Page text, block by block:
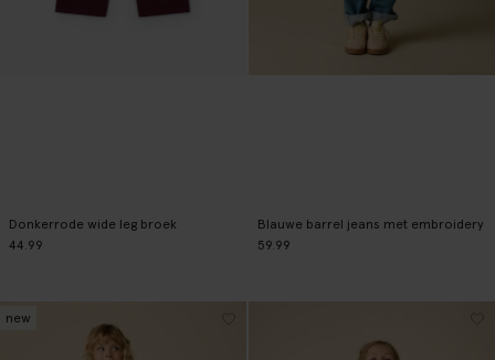
Donkerrode wide leg broek
44.99
Blauwe barrel jeans met embroidery
59.99
new